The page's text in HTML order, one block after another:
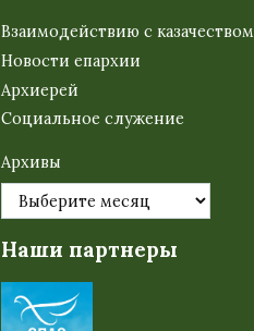
Взаимодействию с казачеством
Новости епархии
Архиерей
Социальное служение
Архивы
Наши партнеры